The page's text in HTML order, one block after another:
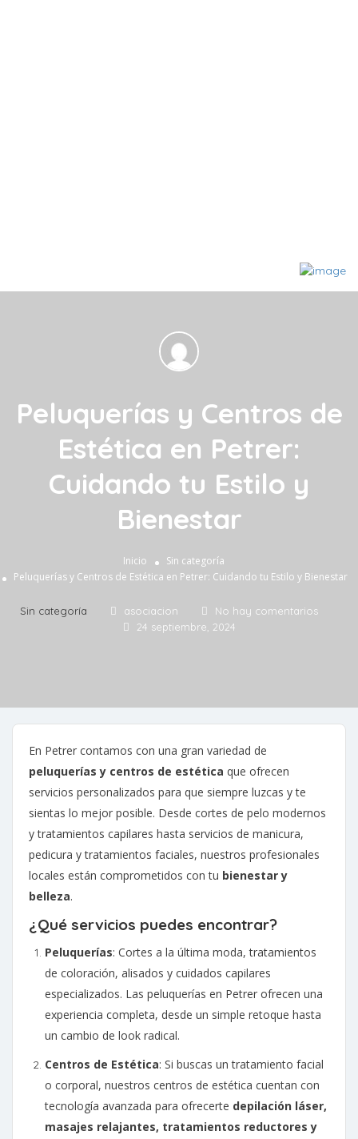
Peluquerías y Centros de
Estética en Petrer:
Cuidando tu Estilo y
Bienestar
Inicio
Sin categoría
Peluquerías y Centros de Estética en Petrer: Cuidando tu Estilo y Bienestar
Sin categoría asociacion
No hay comentarios
24 septiembre, 2024
En Petrer contamos con una gran variedad de
peluquerías y centros de estética que ofrecen
servicios personalizados para que siempre luzcas y te
sientas lo mejor posible. Desde cortes de pelo modernos
y tratamientos capilares hasta servicios de manicura,
pedicura y tratamientos faciales, nuestros profesionales
locales están comprometidos con tu bienestar y
belleza.
¿Qué servicios puedes encontrar?
Peluquerías: Cortes a la última moda, tratamientos
de coloración, alisados y cuidados capilares
especializados. Las peluquerías en Petrer ofrecen una
experiencia completa, desde un simple retoque hasta
un cambio de look radical.
Centros de Estética: Si buscas un tratamiento facial
o corporal, nuestros centros de estética cuentan con
tecnología avanzada para ofrecerte depilación láser,
masajes relajantes, tratamientos reductores y